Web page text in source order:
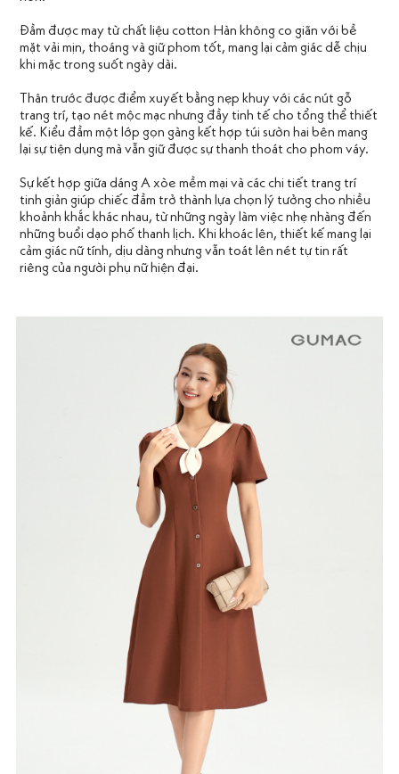
Đầm được may từ chất liệu cotton Hàn không co giãn với bề
mặt vải mịn, thoáng và giữ phom tốt, mang lại cảm giác dễ chịu
khi mặc trong suốt ngày dài.
Thân trước được điểm xuyết bằng nẹp khuy với các nút gỗ
trang trí, tạo nét mộc mạc nhưng đầy tinh tế cho tổng thể thiết
kế. Kiểu đầm một lớp gọn gàng kết hợp túi sườn hai bên mang
lại sự tiện dụng mà vẫn giữ được sự thanh thoát cho phom váy.
Sự kết hợp giữa dáng A xòe mềm mại và các chi tiết trang trí
tinh giản giúp chiếc đầm trở thành lựa chọn lý tưởng cho nhiều
khoảnh khắc khác nhau, từ những ngày làm việc nhẹ nhàng đến
những buổi dạo phố thanh lịch. Khi khoác lên, thiết kế mang lại
cảm giác nữ tính, dịu dàng nhưng vẫn toát lên nét tự tin rất
riêng của người phụ nữ hiện đại.